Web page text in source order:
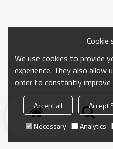
Accueil chercher
We use cookies to provide
experience. They also allow
order to constantly
Accept all Accept
Necessary
Analytics